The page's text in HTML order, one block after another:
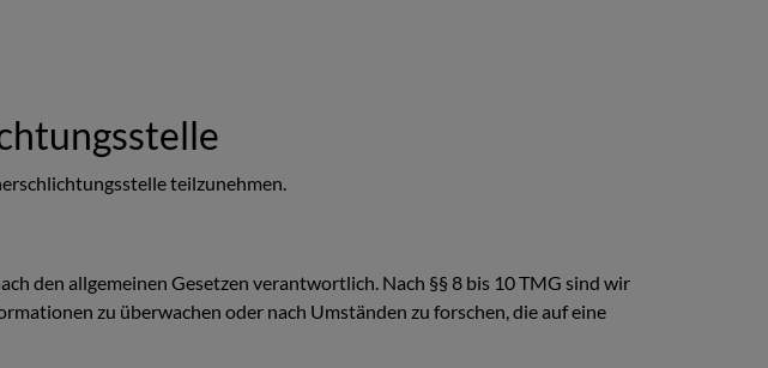
teilzunehmen.
den allgemeinen Gesetzen verantwortlich. Nach §§ 8 bis 10 TMG sind wir
zu überwachen oder nach Umständen zu forschen, die auf eine